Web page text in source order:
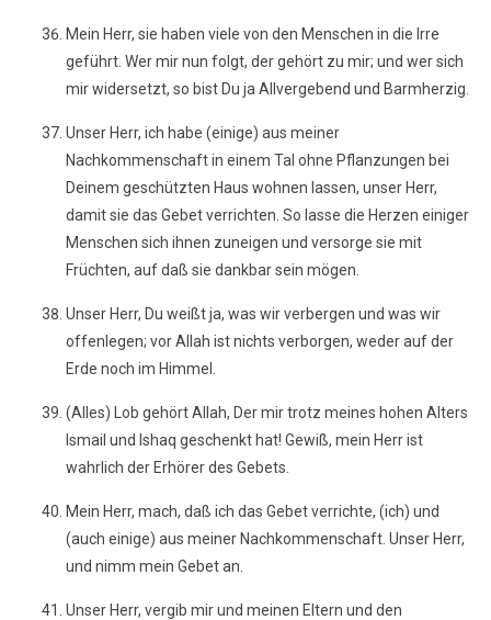
Mein Herr, sie haben viele von den Menschen in die Irre
geführt. Wer mir nun folgt, der gehört zu mir; und wer sich
mir widersetzt, so bist Du ja Allvergebend und Barmherzig.
Unser Herr, ich habe (einige) aus meiner
Nachkommenschaft in einem Tal ohne Pflanzungen bei
Deinem geschützten Haus wohnen lassen, unser Herr,
damit sie das Gebet verrichten. So lasse die Herzen einiger
Menschen sich ihnen zuneigen und versorge sie mit
Früchten, auf daß sie dankbar sein mögen.
Unser Herr, Du weißt ja, was wir verbergen und was wir
offenlegen; vor Allah ist nichts verborgen, weder auf der
Erde noch im Himmel.
(Alles) Lob gehört Allah, Der mir trotz meines hohen Alters
Ismail und Ishaq geschenkt hat! Gewiß, mein Herr ist
wahrlich der Erhörer des Gebets.
Mein Herr, mach, daß ich das Gebet verrichte, (ich) und
(auch einige) aus meiner Nachkommenschaft. Unser Herr,
und nimm mein Gebet an.
Unser Herr, vergib mir und meinen Eltern und den